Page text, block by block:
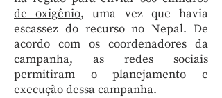
de oxigênio, uma vez que havia
escassez do recurso no Nepal. De
acordo com os coordenadores da
campanha, as redes sociais
permitiram o planejamento e
execução dessa campanha.